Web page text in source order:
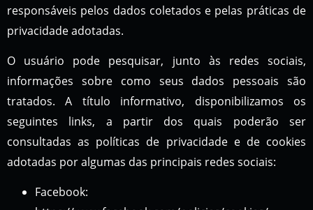
responsáveis pelos dados coletados e pelas práticas de
privacidade adotadas.
O usuário pode pesquisar, junto às redes sociais,
informações sobre como seus dados pessoais são
tratados. A título informativo, disponibilizamos os
seguintes links, a partir dos quais poderão ser
consultadas as políticas de privacidade e de cookies
adotadas por algumas das principais redes sociais:
Facebook: